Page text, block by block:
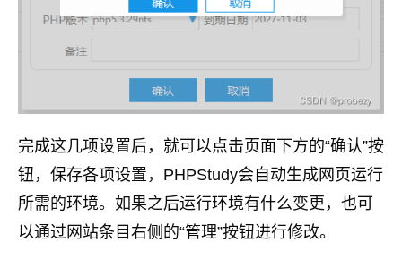
完成这几项设置后，就可以点击页面下方的“确认”按
钮，保存各项设置，PHPStudy会自动生成网页运行
所需的环境。如果之后运行环境有什么变更，也可
以通过网站条目右侧的“管理”按钮进行修改。